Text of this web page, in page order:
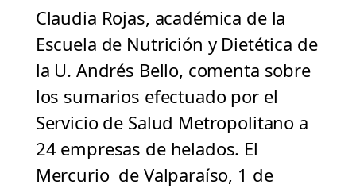
Claudia Rojas, académica de la
Escuela de Nutrición y Dietética de
la U. Andrés Bello, comenta sobre
los sumarios efectuado por el
Servicio de Salud Metropolitano a
24 empresas de helados. El
Mercurio de Valparaíso, 1 de